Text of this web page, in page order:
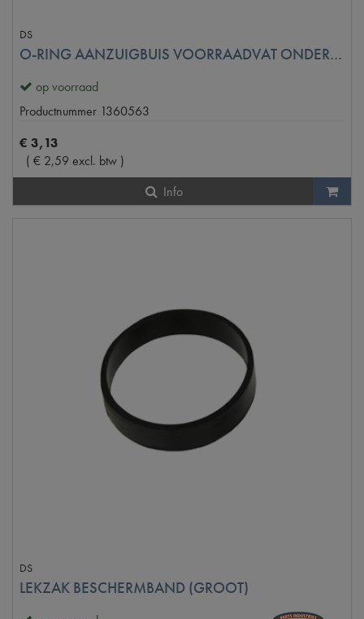
DS
O-RING AANZUIGBUIS VOORRAADVAT ONDER SET VAN 2
op voorraad
Productnummer 1360563
€ 3,13
( € 2,59 excl. btw )
Info
DS
LEKZAK BESCHERMBAND (GROOT)